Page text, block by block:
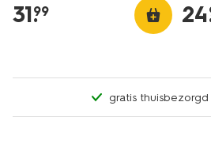
31.
99 24
gratis thuisbezorgd